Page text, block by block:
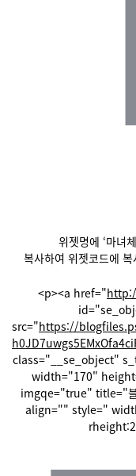
위젯명에 ‘마녀
복사하여 위젯코드에 복
<p><a href="
src="https://
class="__se_object"
width="170"
imgqe="true" title="
align="" style="